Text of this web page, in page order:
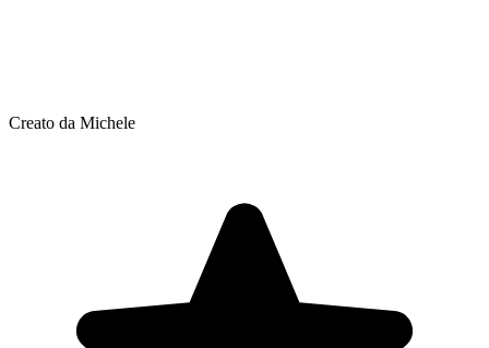
Creato da Michele